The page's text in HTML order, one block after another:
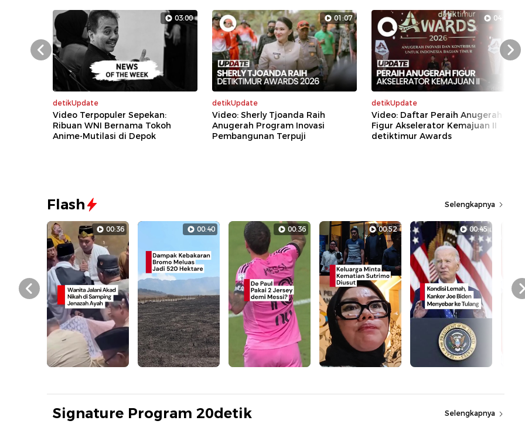
03:00
detikUpdate
Video Terpopuler Sepekan:
Ribuan WNI Bernama Tokoh
Anime-Mutilasi di Depok
01:07
detikUpdate
Video: Sherly Tjoanda Raih
Anugerah Program Inovasi
Pembangunan Terpuji
04:17
detikUpdate
Video: Daftar Peraih Anugerah
Figur Akselerator Kemajuan II
detiktimur Awards
Prev Next
Flash Selengkapnya
00:36 00:40 00:36 00:52 00:45
Prev
Signature Program 20detik Selengkapnya